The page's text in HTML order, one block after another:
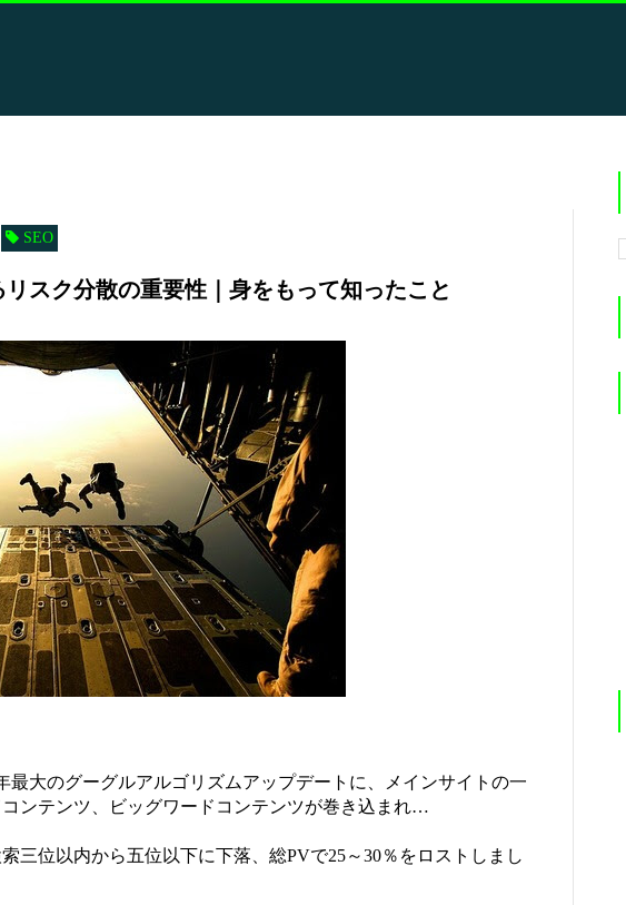
SEO
スク分散の重要性｜身をもって知ったこと
最大のグーグルアルゴリズムアップデートに、メインサイトの一
ンテンツ、ビッグワードコンテンツが巻き込まれ…
三位以内から五位以下に下落、総PVで25～30％をロストしまし